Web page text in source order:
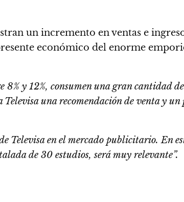
un incremento en ventas e
económico del enorme
y 12%, consumen una gran cantidad
una recomendación de venta y un
Televisa en el mercado publicitario. En
de 30 estudios, será muy relevante”.